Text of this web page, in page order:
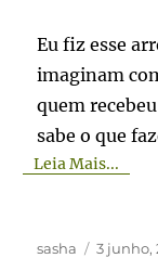
Eu fiz esse
imaginam
quem
sabe o que
Leia Mais...
Autor
sasha 3 junho,